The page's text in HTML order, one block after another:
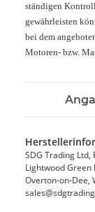
ständigen
gewährleisten
bei dem
Motoren- bzw.
SDG Trading Ltd,
Lightwood Green
Overton-on-Dee,